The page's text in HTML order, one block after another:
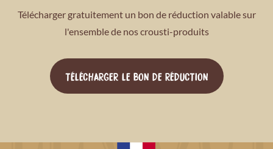
Télécharger gratuitement un bon de réduction valable sur
l'ensemble de nos crousti-produits
TÉLÉCHARGER LE BON DE RÉDUCTION